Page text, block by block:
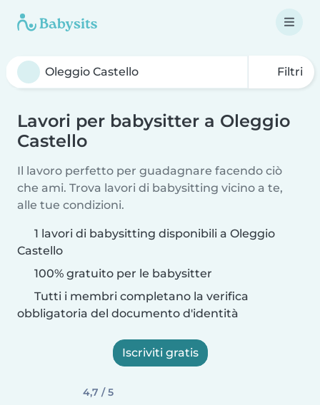
Filtri
Lavori per babysitter a Oleggio
Castello
Il lavoro perfetto per guadagnare facendo ciò
che ami. Trova lavori di babysitting vicino a te,
alle tue condizioni.
1 lavori di babysitting disponibili a Oleggio
Castello
100% gratuito per le babysitter
Tutti i membri completano la verifica
obbligatoria del documento d'identità
Iscriviti gratis
4,7 / 5